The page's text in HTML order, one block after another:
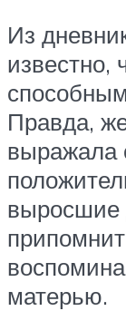
Из
известно,
Правда,
выражала
выросшие
матерью.